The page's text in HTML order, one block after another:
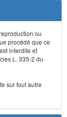
ou
procédé que ce
interdite et
L. 335-2 du
sur tout autre